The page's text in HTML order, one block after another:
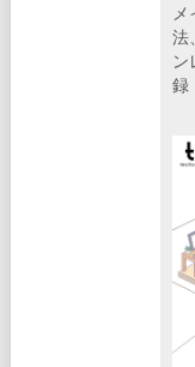
法
ン
録